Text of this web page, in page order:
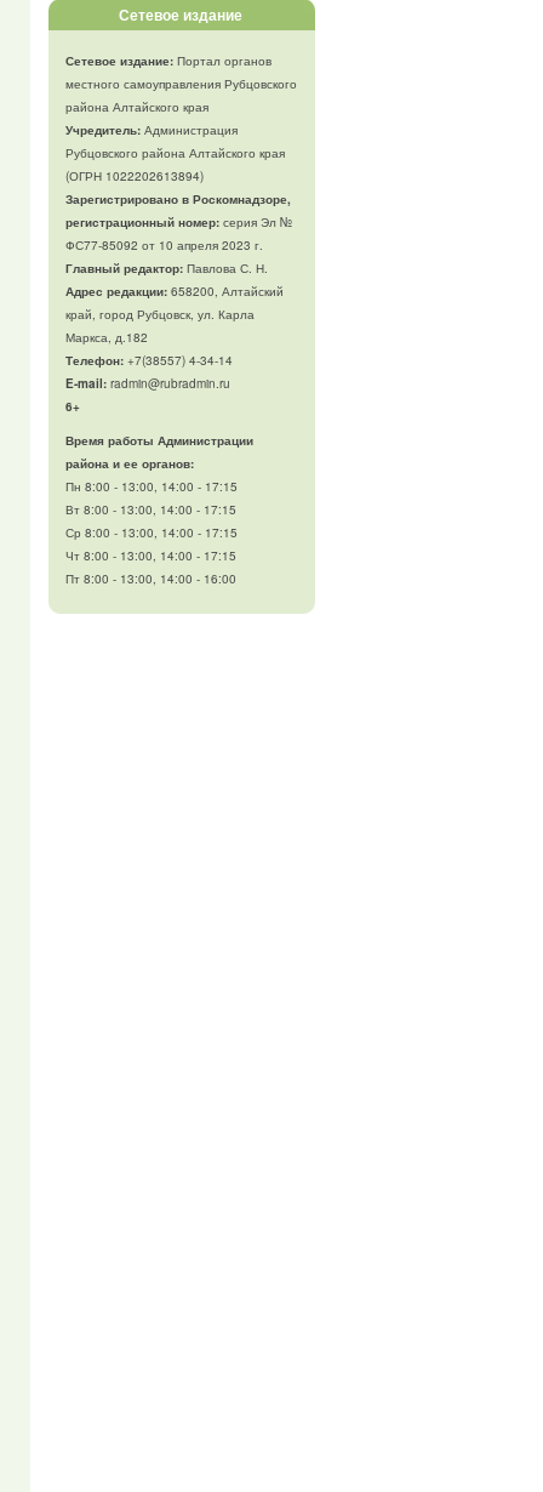
Сетевое издание
Сетевое издание:Портал органов
местного самоуправления Рубцовского
района Алтайского края
Учредитель:Администрация
Рубцовского района Алтайского края
(ОГРН 1022202613894)
Зарегистрировано в Роскомнадзоре,
регистрационный номер:серия Эл №
ФС77-85092 от 10 апреля 2023 г.
Главный редактор:Павлова С. Н.
Адрес редакции:658200, Алтайский
край, город Рубцовск, ул. Карла
Маркса, д.182
Телефон:+7(38557) 4-34-14
E-mail:radmin@rubradmin.ru
6+
Время работы Администрации
района и ее органов:
Пн 8:00 - 13:00, 14:00 - 17:15
Вт 8:00 - 13:00, 14:00 - 17:15
Ср 8:00 - 13:00, 14:00 - 17:15
Чт 8:00 - 13:00, 14:00 - 17:15
Пт 8:00 - 13:00, 14:00 - 16:00